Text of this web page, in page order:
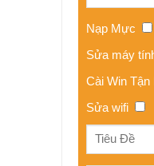
Nạp Mực
Sửa máy
Cài Win Tận
Sửa wifi